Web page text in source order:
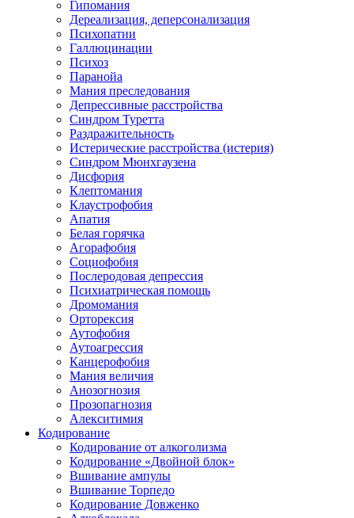
Гипомания
Дереализация, деперсонализация
Психопатии
Галлюцинации
Психоз
Паранойа
Мания преследования
Депрессивные расстройства
Синдром Туретта
Раздражительность
Истерические расстройства (истерия)
Синдром Мюнхгаузена
Дисфория
Клептомания
Клаустрофобия
Апатия
Белая горячка
Агорафобия
Социофобия
Послеродовая депрессия
Психиатрическая помощь
Дромомания
Орторексия
Аутофобия
Аутоагрессия
Канцерофобия
Мания величия
Анозогнозия
Прозопагнозия
Алекситимия
Кодирование
Кодирование от алкоголизма
Кодирование «Двойной блок»
Вшивание ампулы
Вшивание Торпедо
Кодирование Довженко